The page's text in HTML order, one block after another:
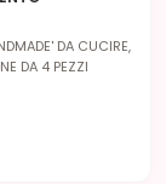
DA CUCIRE,
DA 4 PEZZI